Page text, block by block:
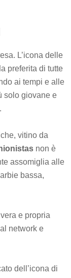
L’icona delle
preferita di tutte
ai tempi e alle
solo giovane e
vitino da
non è
assomiglia alle
bassa,
e propria
network e
dell’icona di